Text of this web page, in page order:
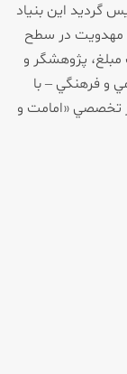
گرديد اين بنياد
مهدويت در سطح
پژوهشگر و
و فرهنگي – با
تخصصي «امامت و